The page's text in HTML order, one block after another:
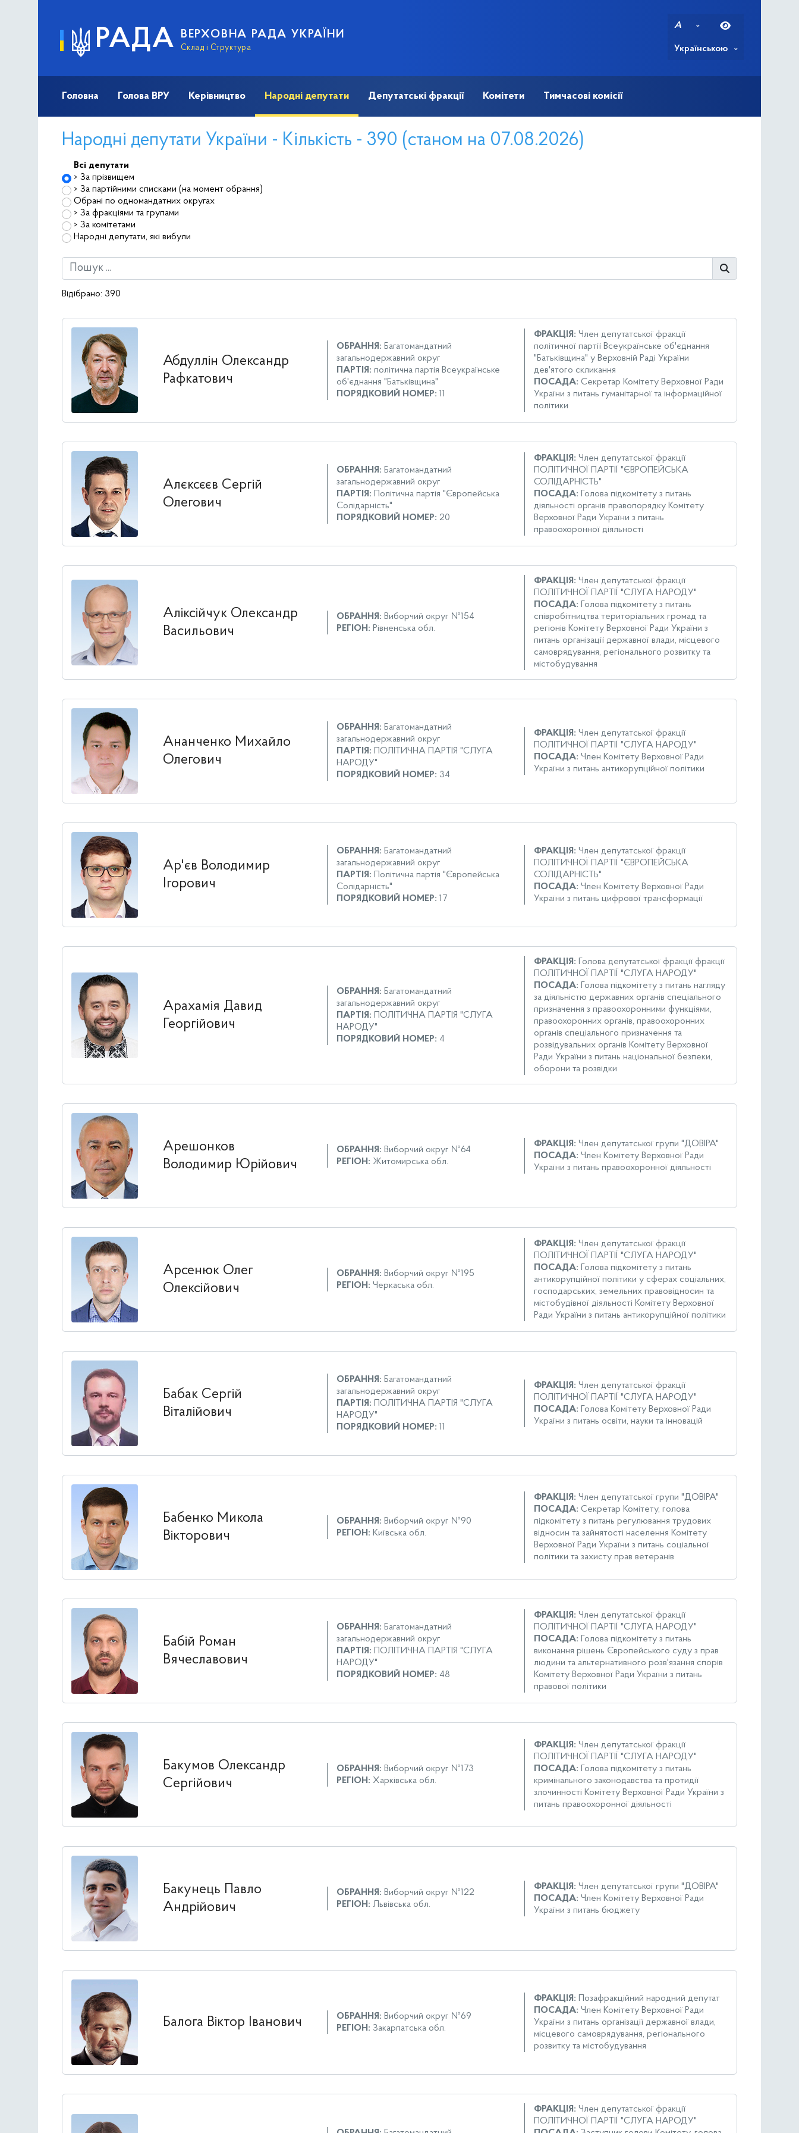
РАДА ВЕРХОВНА РАДА УКРАЇНИ
Склад і Структура
A
Українською
Головна Голова ВРУ Керівництво Народні депутати Депутатські фракції Комітети Тимчасові комісії
Народні депутати України - Кількість - 390 (станом на 07.08.2026)
Всі депутати
За прізвищем
За партійними списками (на момент обрання)
Обрані по одномандатних округах
За фракціями та групами
За комітетами
Народні депутати, які вибули
Відібрано: 390
Абдуллін Олександр
Рафкатович
ОБРАННЯ: Багатомандатний
загальнодержавний округ
ПАРТІЯ: політична партія Всеукраїнське
об'єднання "Батьківщина"
ПОРЯДКОВИЙ НОМЕР: 11
ФРАКЦІЯ: Член депутатської фракції
політичної партії Всеукраїнське об'єднання
"Батьківщина" у Верховній Раді України
дев'ятого скликання
ПОСАДА: Секретар Комітету Верховної Ради
України з питань гуманітарної та інформаційної
політики
Алєксєєв Сергій
Олегович
ОБРАННЯ: Багатомандатний
загальнодержавний округ
ПАРТІЯ: Політична партія "Європейська
Солідарність"
ПОРЯДКОВИЙ НОМЕР: 20
ФРАКЦІЯ: Член депутатської фракції
ПОЛІТИЧНОЇ ПАРТІЇ "ЄВРОПЕЙСЬКА
СОЛІДАРНІСТЬ"
ПОСАДА: Голова підкомітету з питань
діяльності органів правопорядку Комітету
Верховної Ради України з питань
правоохоронної діяльності
Аліксійчук Олександр
Васильович
ОБРАННЯ: Виборчий округ №154
РЕГІОН: Рівненська обл.
ФРАКЦІЯ: Член депутатської фракції
ПОЛІТИЧНОЇ ПАРТІЇ "СЛУГА НАРОДУ"
ПОСАДА: Голова підкомітету з питань
співробітництва територіальних громад та
регіонів Комітету Верховної Ради України з
питань організації державної влади, місцевого
самоврядування, регіонального розвитку та
містобудування
Ананченко Михайло
Олегович
ОБРАННЯ: Багатомандатний
загальнодержавний округ
ПАРТІЯ: ПОЛІТИЧНА ПАРТІЯ "СЛУГА
НАРОДУ"
ПОРЯДКОВИЙ НОМЕР: 34
ФРАКЦІЯ: Член депутатської фракції
ПОЛІТИЧНОЇ ПАРТІЇ "СЛУГА НАРОДУ"
ПОСАДА: Член Комітету Верховної Ради
України з питань антикорупційної політики
Ар'єв Володимир
Ігорович
ОБРАННЯ: Багатомандатний
загальнодержавний округ
ПАРТІЯ: Політична партія "Європейська
Солідарність"
ПОРЯДКОВИЙ НОМЕР: 17
ФРАКЦІЯ: Член депутатської фракції
ПОЛІТИЧНОЇ ПАРТІЇ "ЄВРОПЕЙСЬКА
СОЛІДАРНІСТЬ"
ПОСАДА: Член Комітету Верховної Ради
України з питань цифрової трансформації
Арахамія Давид
Георгійович
ОБРАННЯ: Багатомандатний
загальнодержавний округ
ПАРТІЯ: ПОЛІТИЧНА ПАРТІЯ "СЛУГА
НАРОДУ"
ПОРЯДКОВИЙ НОМЕР: 4
ФРАКЦІЯ: Голова депутатської фракції фракції
ПОЛІТИЧНОЇ ПАРТІЇ "СЛУГА НАРОДУ"
ПОСАДА: Голова підкомітету з питань нагляду
за діяльністю державних органів спеціального
призначення з правоохоронними функціями,
правоохоронних органів, правоохоронних
органів спеціального призначення та
розвідувальних органів Комітету Верховної
Ради України з питань національної безпеки,
оборони та розвідки
Арешонков
Володимир Юрійович
ОБРАННЯ: Виборчий округ №64
РЕГІОН: Житомирська обл.
ФРАКЦІЯ: Член депутатської групи "ДОВІРА"
ПОСАДА: Член Комітету Верховної Ради
України з питань правоохоронної діяльності
Арсенюк Олег
Олексійович
ОБРАННЯ: Виборчий округ №195
РЕГІОН: Черкаська обл.
ФРАКЦІЯ: Член депутатської фракції
ПОЛІТИЧНОЇ ПАРТІЇ "СЛУГА НАРОДУ"
ПОСАДА: Голова підкомітету з питань
антикорупційної політики у сферах соціальних,
господарських, земельних правовідносин та
містобудівної діяльності Комітету Верховної
Ради України з питань антикорупційної політики
Бабак Сергій
Віталійович
ОБРАННЯ: Багатомандатний
загальнодержавний округ
ПАРТІЯ: ПОЛІТИЧНА ПАРТІЯ "СЛУГА
НАРОДУ"
ПОРЯДКОВИЙ НОМЕР: 11
ФРАКЦІЯ: Член депутатської фракції
ПОЛІТИЧНОЇ ПАРТІЇ "СЛУГА НАРОДУ"
ПОСАДА: Голова Комітету Верховної Ради
України з питань освіти, науки та інновацій
Бабенко Микола
Вікторович
ОБРАННЯ: Виборчий округ №90
РЕГІОН: Київська обл.
ФРАКЦІЯ: Член депутатської групи "ДОВІРА"
ПОСАДА: Секретар Комітету, голова
підкомітету з питань регулювання трудових
відносин та зайнятості населення Комітету
Верховної Ради України з питань соціальної
політики та захисту прав ветеранів
Бабій Роман
Вячеславович
ОБРАННЯ: Багатомандатний
загальнодержавний округ
ПАРТІЯ: ПОЛІТИЧНА ПАРТІЯ "СЛУГА
НАРОДУ"
ПОРЯДКОВИЙ НОМЕР: 48
ФРАКЦІЯ: Член депутатської фракції
ПОЛІТИЧНОЇ ПАРТІЇ "СЛУГА НАРОДУ"
ПОСАДА: Голова підкомітету з питань
виконання рішень Європейського суду з прав
людини та альтернативного розв'язання спорів
Комітету Верховної Ради України з питань
правової політики
Бакумов Олександр
Сергійович
ОБРАННЯ: Виборчий округ №173
РЕГІОН: Харківська обл.
ФРАКЦІЯ: Член депутатської фракції
ПОЛІТИЧНОЇ ПАРТІЇ "СЛУГА НАРОДУ"
ПОСАДА: Голова підкомітету з питань
кримінального законодавства та протидії
злочинності Комітету Верховної Ради України з
питань правоохоронної діяльності
Бакунець Павло
Андрійович
ОБРАННЯ: Виборчий округ №122
РЕГІОН: Львівська обл.
ФРАКЦІЯ: Член депутатської групи "ДОВІРА"
ПОСАДА: Член Комітету Верховної Ради
України з питань бюджету
Балога Віктор Іванович ОБРАННЯ: Виборчий округ №69
РЕГІОН: Закарпатська обл.
ФРАКЦІЯ: Позафракційний народний депутат
ПОСАДА: Член Комітету Верховної Ради
України з питань організації державної влади,
місцевого самоврядування, регіонального
розвитку та містобудування
ФРАКЦІЯ: Член депутатської фракції
ПОЛІТИЧНОЇ ПАРТІЇ "СЛУГА НАРОДУ"